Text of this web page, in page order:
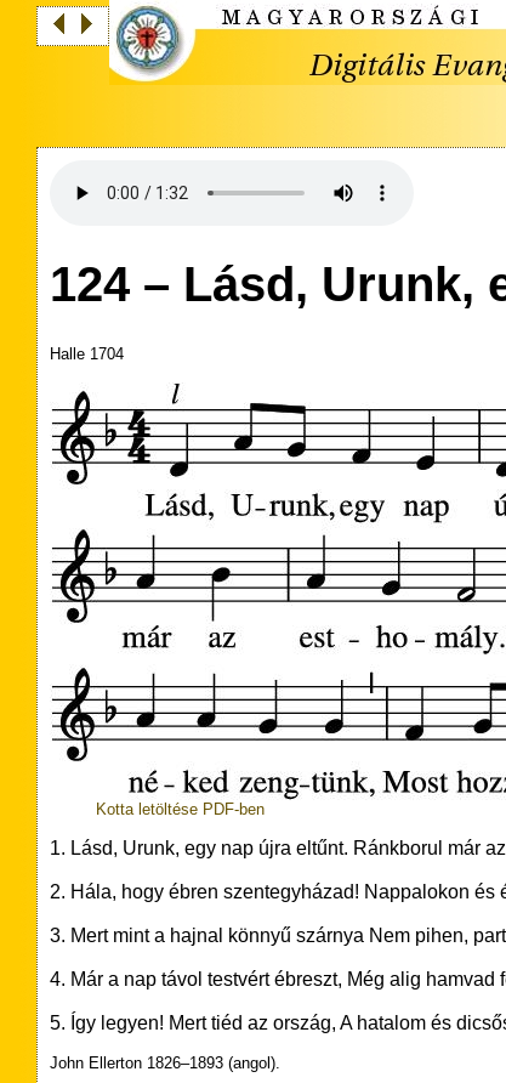
124 – Lásd, Urunk,
Halle 1704
Kotta letöltése PDF-ben
1. Lásd, Urunk, egy nap újra eltűnt. Ránkborul már
2. Hála, hogy ébren szentegyházad! Nappalokon
3. Mert mint a hajnal könnyű szárnya Nem pihen,
4. Már a nap távol testvért ébreszt, Még alig
5. Így legyen! Mert tiéd az ország, A hatalom és
John Ellerton 1826–1893 (angol).